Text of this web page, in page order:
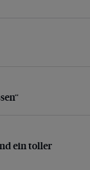
ein toller Ausflug
ein toller